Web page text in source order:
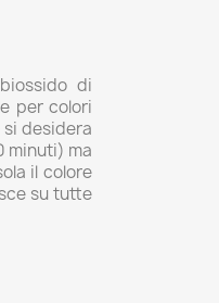
di
per colori
desidera
minuti) ma
il colore
su tutte